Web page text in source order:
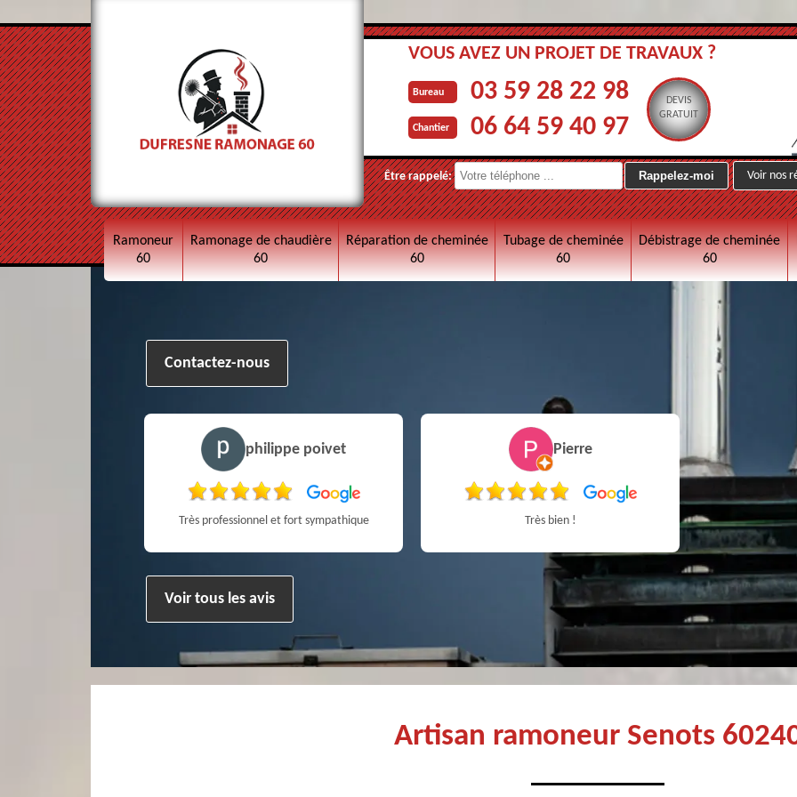
VOUS AVEZ UN PROJET DE TRAVAUX ?
Bureau 03 59 28 22 98
Chantier 06 64 59 40 97
DEVIS
GRATUIT
Être rappelé: Voir nos
Ramoneur
60
Ramonage de chaudière
60
Réparation de cheminée
60
Tubage de cheminée
60
Débistrage de cheminée
60
Contactez-nous
Très bien !
Vandereecken
De très bon conseil et expertise au top, en plus d’être très sympathique, je recommande! Nous avons été bien aidés et renseignés sur quoi faire de notre insert et son entretien futur, merci :)
Voir tous les avis
Artisan ramoneur Senots